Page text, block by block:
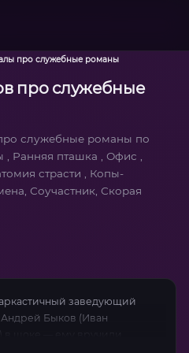
про служебные романы
про служебные
служебные романы по
Ранняя пташка , Офис ,
страсти , Копы-
Соучастник, Скорая
заведующий
Быков (Иван